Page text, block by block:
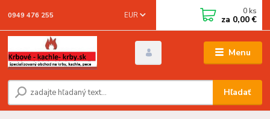
Menu
EUR
Hľadať
0949 476 255 0 ks
za 0,00 €